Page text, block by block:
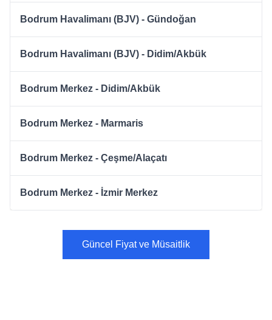
Bodrum Havalimanı (BJV) - Gündoğan
Bodrum Havalimanı (BJV) - Didim/Akbük
Bodrum Merkez - Didim/Akbük
Bodrum Merkez - Marmaris
Bodrum Merkez - Çeşme/Alaçatı
Bodrum Merkez - İzmir Merkez
Güncel Fiyat ve Müsaitlik